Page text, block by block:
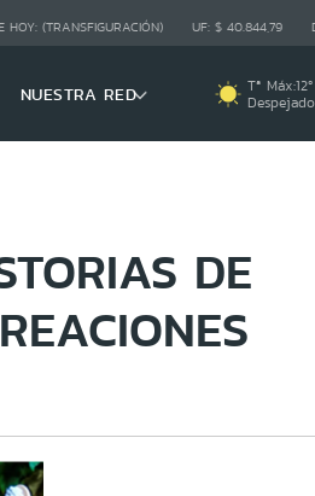
HOY: (TRANSFIGURACIÓN) UF: $ 40.844,79
NUESTRA RED Tª Máx:12º
Despejado
DE